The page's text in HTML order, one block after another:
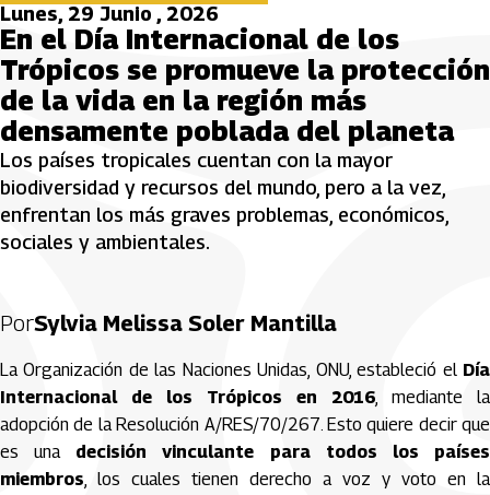
Lunes, 29 Junio , 2026
En el Día Internacional de los
Trópicos se promueve la protección
de la vida en la región más
densamente poblada del planeta
Los países tropicales cuentan con la mayor
biodiversidad y recursos del mundo, pero a la vez,
enfrentan los más graves problemas, económicos,
sociales y ambientales.
PorSylvia Melissa Soler Mantilla
La Organización de las Naciones Unidas, ONU, estableció el Día
Internacional de los Trópicos en 2016, mediante la
adopción de la Resolución A/RES/70/267. Esto quiere decir que
es una decisión vinculante para todos los países
miembros, los cuales tienen derecho a voz y voto en la